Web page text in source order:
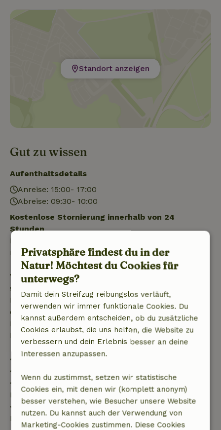
Küstelberg liegt ebenfalls zwischen Willingen und
Winterberg. Bis Willingen sind es ca.
Standort anzeigen
Gut zu wissen
Aufenthaltsdetails
Anreise: 15:00- 17:00
Abreise: 09:30- 10:00
Kostenlose Stornierung innerhalb von 24
Stunden
Kostenlose Stornierung innerhalb von 24 Stunden
nach deiner Buchungsbestätigung.
Wenn du innerhalb der angegebenen Frist
stornierst, hast du Anspruch auf eine vollständige
Rückerstattung des Buchungsbetrags. Danach
erhältst du eine teilweise Rückerstattung der
Reisekosten und eine 100-prozentige
Rückerstattung der Anzahlung:
• bis zu 42 Tage vor Anreise: 70 % Rückerstattung
• 42–28 Tage vor Anreise: 40 % Rückerstattung
• ab 28 Tage bis zum Tag der Anreise: 10 %
Rückerstattung
• am Tag der Anreise oder später: keine
Rückerstattung
Privatsphäre findest du in der
Natur! Möchtest du Cookies für
unterwegs?
Damit dein Streifzug reibungslos verläuft,
verwenden wir immer funktionale Cookies. Du
kannst außerdem entscheiden, ob du zusätzliche
Cookies erlaubst, die uns helfen, die Website zu
verbessern und dein Erlebnis besser an deine
Interessen anzupassen.
Wenn du zustimmst, setzen wir statistische
Cookies ein, mit denen wir (komplett anonym)
besser verstehen, wie Besucher unsere Website
nutzen. Du kannst auch der Verwendung von
Marketing-Cookies zustimmen. Diese Cookies